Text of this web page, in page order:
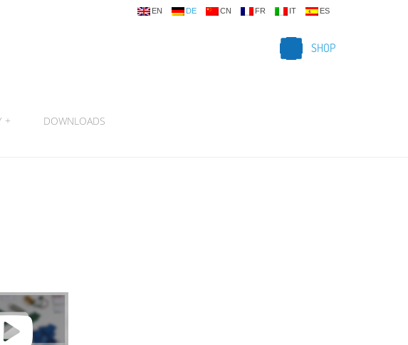
EN DE CN FR IT ES
SHOP
+ DOWNLOADS